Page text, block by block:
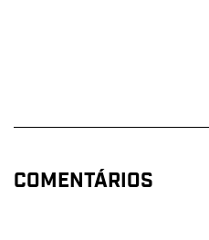
COMENTÁRIOS